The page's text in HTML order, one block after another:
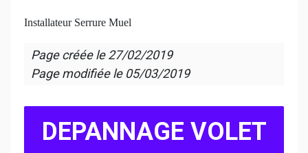
Installateur Serrure Muel
Page créée le27/02/2019
Page modifiée le 05/03/2019
DEPANNAGE VOLET